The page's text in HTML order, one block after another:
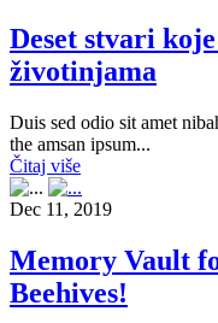
Deset stvari
životinjama
Duis sed odio sit amet
the amsan ipsum...
Čitaj više
Dec 11, 2019
Memory Vault
Beehives!